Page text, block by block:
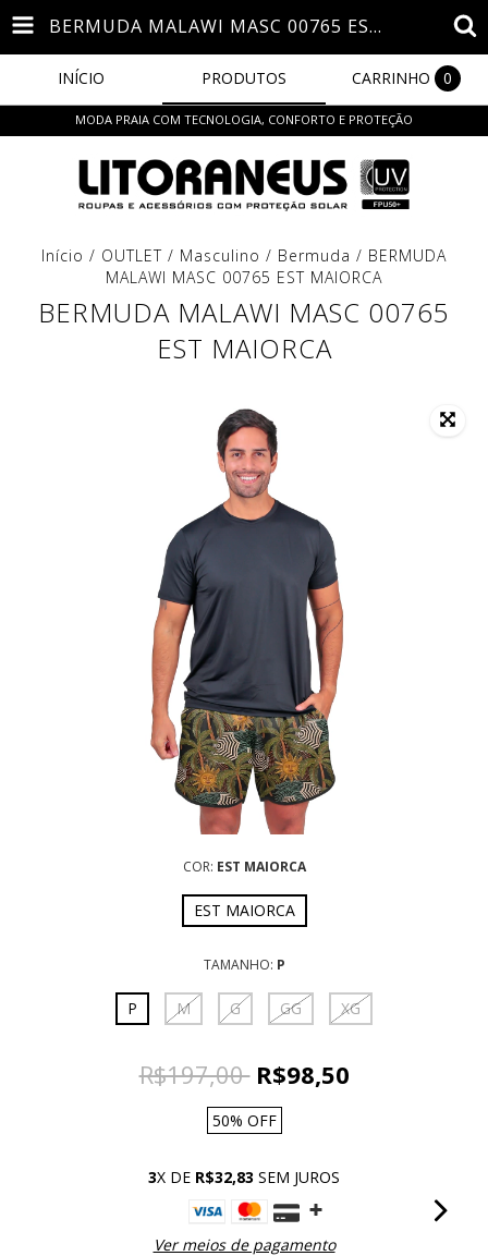
BERMUDA MALAWI MASC 00765 EST MAIORCA
INÍCIO PRODUTOS CARRINHO 0
MODA PRAIA COM TECNOLOGIA, CONFORTO E PROTEÇÃO
Início / OUTLET / Masculino / Bermuda / BERMUDA
MALAWI MASC 00765 EST MAIORCA
BERMUDA MALAWI MASC 00765
EST MAIORCA
COR: EST MAIORCA
EST MAIORCA
TAMANHO: P
P M G GG XG
R$197,00 R$98,50
50% OFF
3X DE R$32,83 SEM JUROS
Ver meios de pagamento